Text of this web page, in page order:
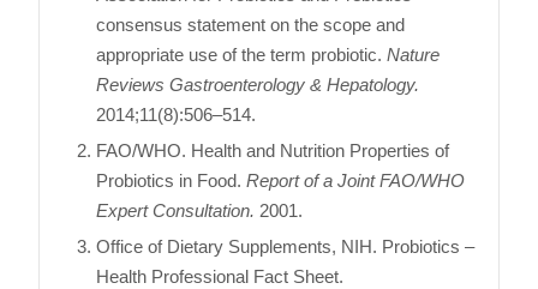
consensus statement on the scope and
appropriate use of the term probiotic. Nature
Reviews Gastroenterology & Hepatology.
2014;11(8):506–514.
FAO/WHO. Health and Nutrition Properties of
Probiotics in Food. Report of a Joint FAO/WHO
Expert Consultation. 2001.
Office of Dietary Supplements, NIH. Probiotics –
Health Professional Fact Sheet.